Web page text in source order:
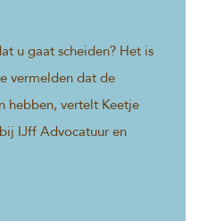
u gaat scheiden? Het is
vermelden dat de
hebben, vertelt Keetje
IJff Advocatuur en